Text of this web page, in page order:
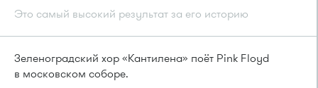
Это самый высокий результат за его историю
Зеленоградский хор «Кантилена» поёт Pink Floyd
в московском соборе.